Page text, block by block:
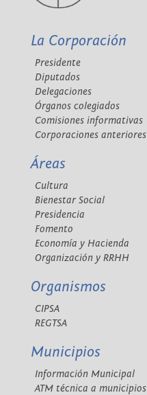
La Corporación
Presidente
Diputados
Delegaciones
Órganos colegiados
Comisiones informativas
Corporaciones anteriores
Áreas
Cultura
Bienestar Social
Presidencia
Fomento
Economía y Hacienda
Organización y RRHH
Organismos
CIPSA
REGTSA
Municipios
Información Municipal
ATM técnica a municipios